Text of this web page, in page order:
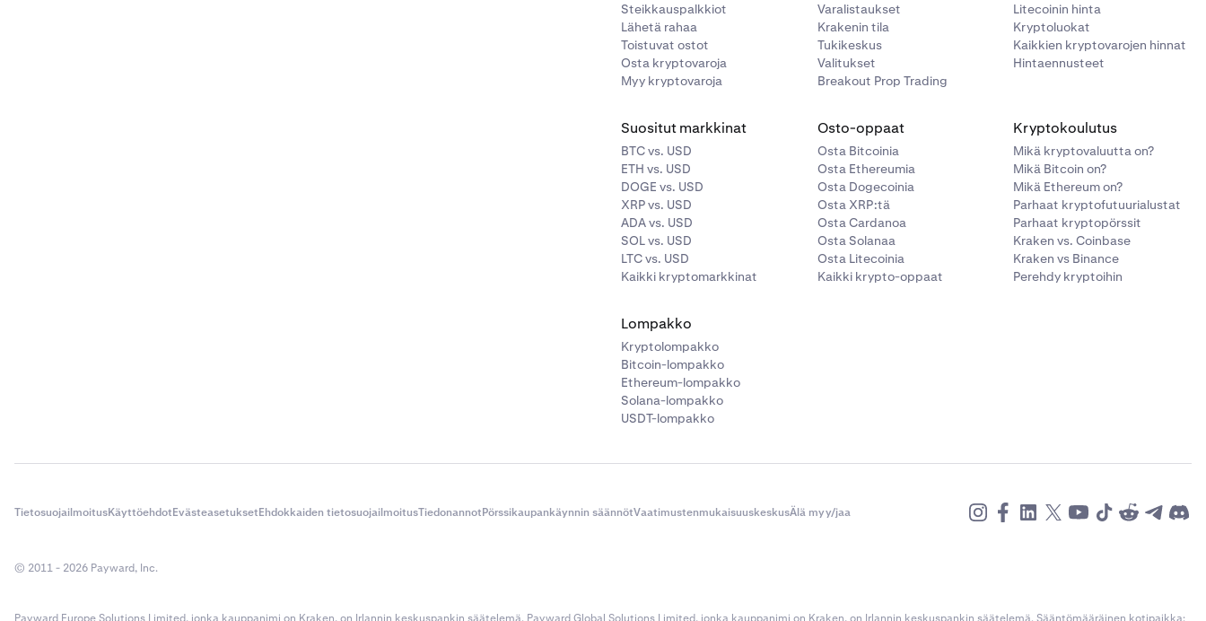
Steikkauspalkkiot
Lähetä rahaa
Toistuvat ostot
Osta kryptovaroja
Myy kryptovaroja
Varalistaukset
Krakenin tila
Tukikeskus
Valitukset
Breakout Prop Trading
Litecoinin hinta
Kryptoluokat
Kaikkien kryptovarojen hinnat
Hintaennusteet
Suositut markkinat
BTC vs. USD
ETH vs. USD
DOGE vs. USD
XRP vs. USD
ADA vs. USD
SOL vs. USD
LTC vs. USD
Kaikki kryptomarkkinat
Osto-oppaat
Osta Bitcoinia
Osta Ethereumia
Osta Dogecoinia
Osta XRP:tä
Osta Cardanoa
Osta Solanaa
Osta Litecoinia
Kaikki krypto-oppaat
Kryptokoulutus
Mikä kryptovaluutta on?
Mikä Bitcoin on?
Mikä Ethereum on?
Parhaat kryptofutuurialustat
Parhaat kryptopörssit
Kraken vs. Coinbase
Kraken vs Binance
Perehdy kryptoihin
Lompakko
Kryptolompakko
Bitcoin-lompakko
Ethereum-lompakko
Solana-lompakko
USDT-lompakko
TietosuojailmoitusKäyttöehdotEvästeasetuksetEhdokkaiden tietosuojailmoitusTiedonannotPörssikaupankäynnin säännötVaatimustenmukaisuuskeskusÄlä myy/jaa
© 2011 - 2026 Payward, Inc.